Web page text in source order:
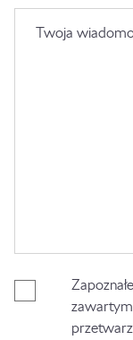
Twoja